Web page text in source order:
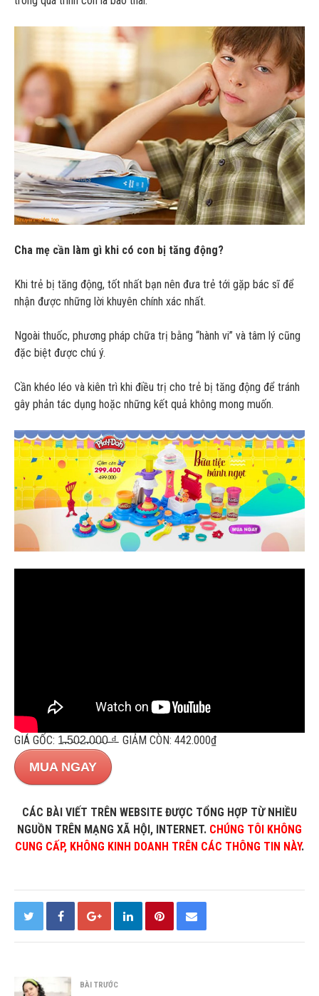
Cha mẹ cần làm gì khi có con bị tăng động?
Khi trẻ bị tăng động, tốt nhất bạn nên đưa trẻ tới gặp bác sĩ để
nhận được những lời khuyên chính xác nhất.
Ngoài thuốc, phương pháp chữa trị bằng “hành vi” và tâm lý cũng
đặc biệt được chú ý.
Cần khéo léo và kiên trì khi điều trị cho trẻ bị tăng động để tránh
gây phản tác dụng hoặc những kết quả không mong muốn.
GIÁ GỐC: 1̵.̵5̵0̵2̵.̵0̵0̵0̵ ̵₫̵ GIẢM CÒN: 442.000₫
MUA NGAY
CÁC BÀI VIẾT TRÊN WEBSITE ĐƯỢC TỔNG HỢP TỪ NHIỀU
NGUỒN TRÊN MẠNG XÃ HỘI, INTERNET. CHÚNG TÔI KHÔNG
CUNG CẤP, KHÔNG KINH DOANH TRÊN CÁC THÔNG TIN NÀY.
BÀI TRƯỚC